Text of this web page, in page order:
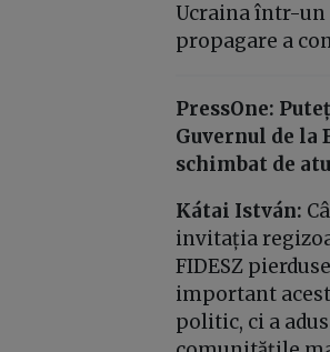
Ucraina într-un
propagare a
PressOne:
Guvernul de la
schimbat de
Kátai István:
invitația
FIDESZ
important
politic, ci a